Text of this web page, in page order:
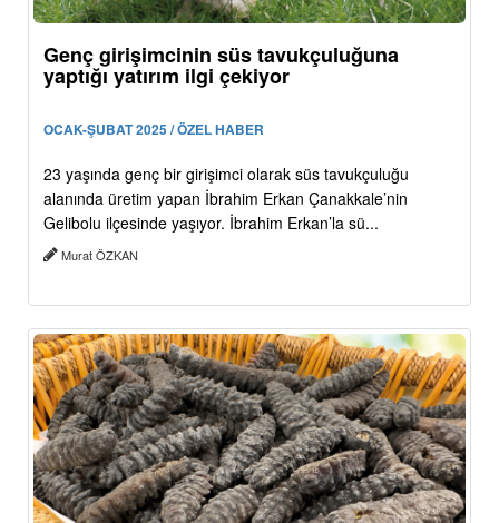
Genç girişimcinin süs tavukçuluğuna
yaptığı yatırım ilgi çekiyor
OCAK-ŞUBAT 2025 / ÖZEL HABER
23 yaşında genç bir girişimci olarak süs tavukçuluğu
alanında üretim yapan İbrahim Erkan Çanakkale’nin
Gelibolu ilçesinde yaşıyor. İbrahim Erkan’la sü...
Murat ÖZKAN